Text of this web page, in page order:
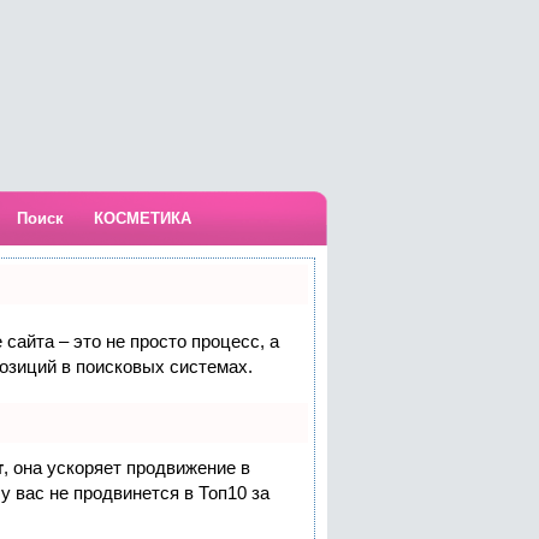
Поиск КОСМЕТИКА
– это не просто процесс, а
в поисковых системах.
, она ускоряет продвижение в
вас не продвинется в Топ10 за